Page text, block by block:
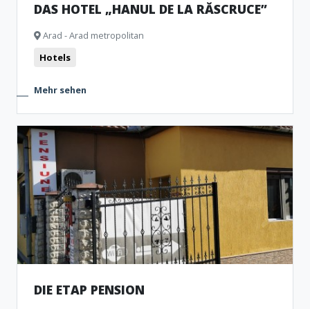
DAS HOTEL „HANUL DE LA RĂSCRUCE”
Arad - Arad metropolitan
Hotels
Mehr sehen
DIE ETAP PENSION